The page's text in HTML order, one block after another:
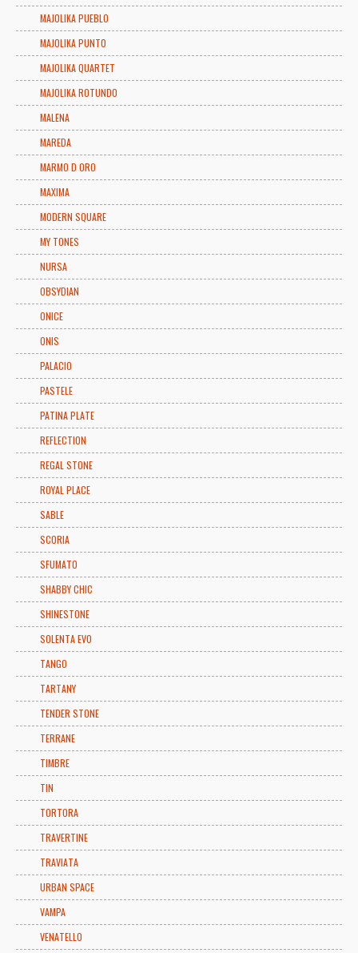
MAJOLIKA PUEBLO
MAJOLIKA PUNTO
MAJOLIKA QUARTET
MAJOLIKA ROTUNDO
MALENA
MAREDA
MARMO D ORO
MAXIMA
MODERN SQUARE
MY TONES
NURSA
OBSYDIAN
ONICE
ONIS
PALACIO
PASTELE
PATINA PLATE
REFLECTION
REGAL STONE
ROYAL PLACE
SABLE
SCORIA
SFUMATO
SHABBY CHIC
SHINESTONE
SOLENTA EVO
TANGO
TARTANY
TENDER STONE
TERRANE
TIMBRE
TIN
TORTORA
TRAVERTINE
TRAVIATA
URBAN SPACE
VAMPA
VENATELLO